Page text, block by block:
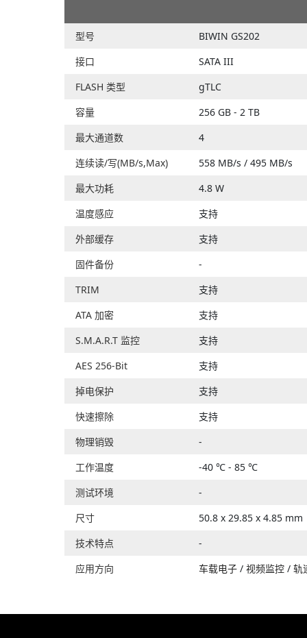
型号
BIWIN GS202
接口
SATA III
FLASH 类型
gTLC
容量
256 GB - 2 TB
最大通道数
4
连续读/写(MB/s,Max)
558 MB/s / 495 MB/s
最大功耗
4.8 W
温度感应
支持
外部缓存
支持
固件备份
-
TRIM
支持
ATA 加密
支持
S.M.A.R.T 监控
支持
AES 256-Bit
支持
掉电保护
支持
快速擦除
支持
物理销毁
-
工作温度
-40 ℃ - 85 ℃
测试环境
-
尺寸
50.8 x 29.85 x 4.85 mm
技术特点
-
应用方向
车载电子 / 视频监控 / 轨